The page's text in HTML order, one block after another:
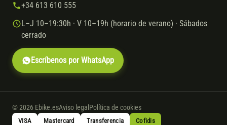
+34 613 610 555
L–J 10–19:30h · V 10–19h (horario de verano) · Sábados
cerrado
Escríbenos por WhatsApp
© 2026 Ebike.esAviso legalPolítica de cookies
VISA Mastercard Transferencia Cofidis